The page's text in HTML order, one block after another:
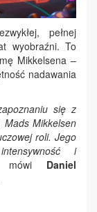
pełnej
wyobraźni. To
Mikkelsena –
nadawania
się z
Mads Mikkelsen
roli. Jego
i
Daniel